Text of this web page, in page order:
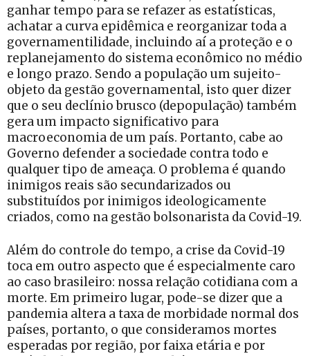
ganhar tempo para se refazer as estatísticas,
achatar a curva epidêmica e reorganizar toda a
governamentilidade, incluindo aí a proteção e o
replanejamento do sistema econômico no médio
e longo prazo. Sendo a população um sujeito-
objeto da gestão governamental, isto quer dizer
que o seu declínio brusco (depopulação) também
gera um impacto significativo para
macroeconomia de um país. Portanto, cabe ao
Governo defender a sociedade contra todo e
qualquer tipo de ameaça. O problema é quando
inimigos reais são secundarizados ou
substituídos por inimigos ideologicamente
criados, como na gestão bolsonarista da Covid-19.
Além do controle do tempo, a crise da Covid-19
toca em outro aspecto que é especialmente caro
ao caso brasileiro: nossa relação cotidiana com a
morte. Em primeiro lugar, pode-se dizer que a
pandemia altera a taxa de morbidade normal dos
países, portanto, o que consideramos mortes
esperadas por região, por faixa etária e por